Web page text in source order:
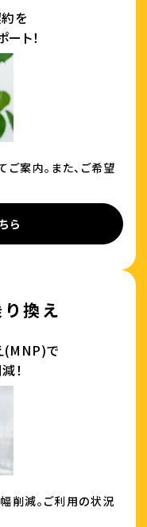
を
ト！
案内。また、ご希望
ら
換え
(MNP)で
！
削減。ご利用の状況